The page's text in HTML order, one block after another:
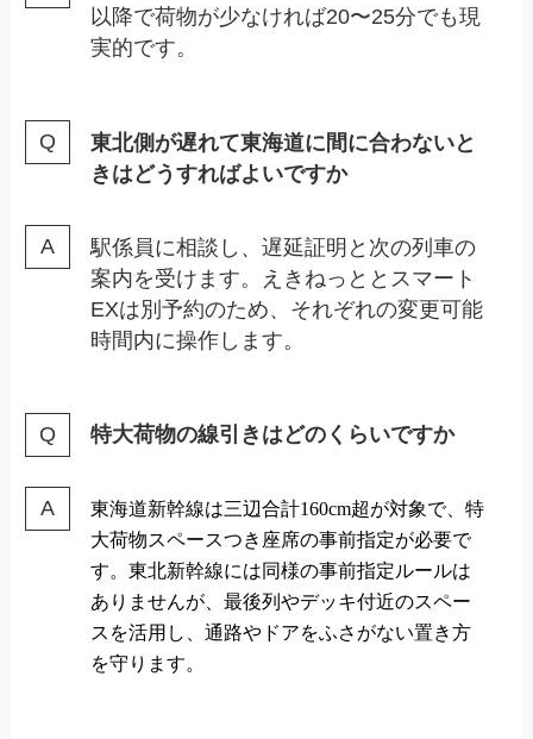
以降で荷物が少なければ20〜25分でも現
実的です。
東北側が遅れて東海道に間に合わないと
きはどうすればよいですか
駅係員に相談し、遅延証明と次の列車の
案内を受けます。えきねっととスマート
EXは別予約のため、それぞれの変更可能
時間内に操作します。
特大荷物の線引きはどのくらいですか
東海道新幹線は三辺合計160cm超が対象で、特
大荷物スペースつき座席の事前指定が必要で
す。東北新幹線には同様の事前指定ルールは
ありませんが、最後列やデッキ付近のスペー
スを活用し、通路やドアをふさがない置き方
を守ります。